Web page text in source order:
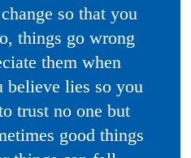
so that you
things go wrong
them when
believe lies so you
trust no one but
good things